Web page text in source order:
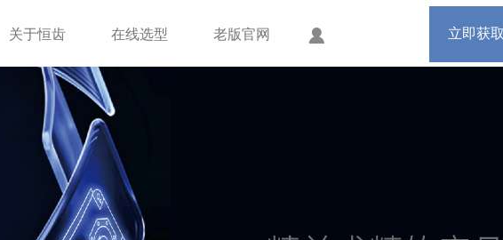
关于恒齿 在线选型 老版官网 立即获